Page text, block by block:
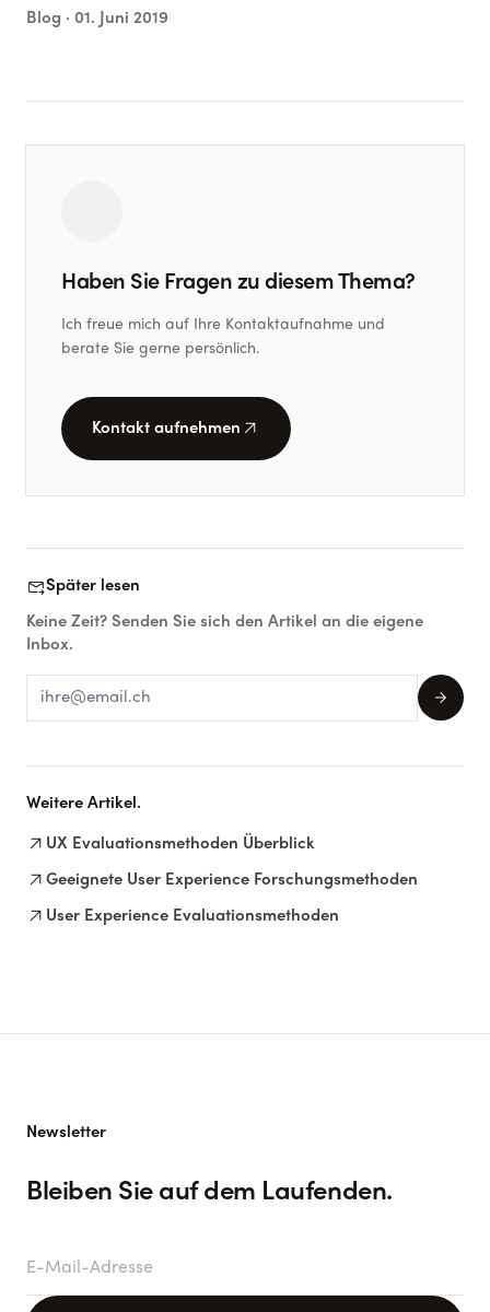
Blog · 01. Juni 2019
Haben Sie Fragen zu diesem Thema?
Ich freue mich auf Ihre Kontaktaufnahme und
berate Sie gerne persönlich.
Kontakt aufnehmen arrow_outward
forward_to_inboxSpäter lesen
Keine Zeit? Senden Sie sich den Artikel an die eigene
Inbox.
arrow_forward
Weitere Artikel.
arrow_outward UX Evaluationsmethoden Überblick
arrow_outward Geeignete User Experience Forschungsmethoden
arrow_outward User Experience Evaluationsmethoden
Newsletter
Bleiben Sie auf dem Laufenden.
E-Mail-Adresse